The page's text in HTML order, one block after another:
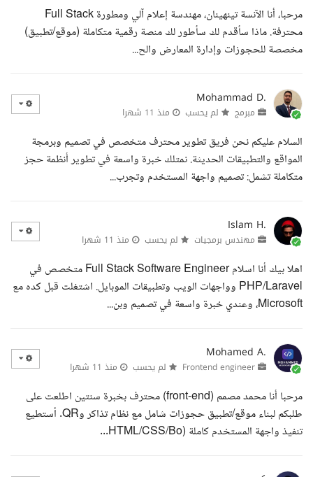
مرحبا، أنا الآنسة تينهينان، مهندسة إعلام آلي ومطورة Full Stack
محترفة. ماذا سأقدم لك سأطور لك منصة رقمية متكاملة (موقع/تطبيق)
مخصصة للحجوزات وإدارة المعارض والح...
Mohammad D.
مبرمج لم يحسب منذ 11 شهرا
السلام عليكم نحن فريق تطوير محترف متخصص في تصميم وبرمجة
المواقع والتطبيقات الحديثة. نمتلك خبرة واسعة في تطوير أنظمة حجز
متكاملة تشمل: تصميم واجهة المستخدم وتجرب...
Islam H.
مهندس برمجيات لم يحسب منذ 11 شهرا
اهلا بيك أنا اسلام Full Stack Software Engineer متخصص في
PHP/Laravel وواجهات الويب وتطبيقات الموبايل. اشتغلت قبل كده مع
Microsoft، وعندي خبرة واسعة في تصميم وبن...
Mohamed A.
لم يحسب منذ 11 شهرا
مرحبا أنا محمد مصمم (front-end) محترف بخبرة سنتين اطلعت على
طلبكم لبناء موقع/تطبيق حجوزات شامل مع نظام تذاكر وQR. أستطيع
تنفيذ واجهة المستخدم كاملة (HTML/CSS/Bo...